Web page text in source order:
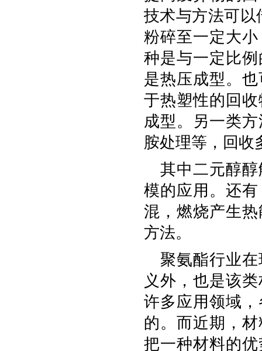
技术与方法可以
粉碎至一定大
种是与一定比
是热压成型。
于热塑性的回
成型。另一类
胺处理等，回收
其中二元醇
模的应用。还
混，燃烧产生
方法。
聚氨酯行业
义外，也是该
许多应用领域
的。而近期，
把一种材料的